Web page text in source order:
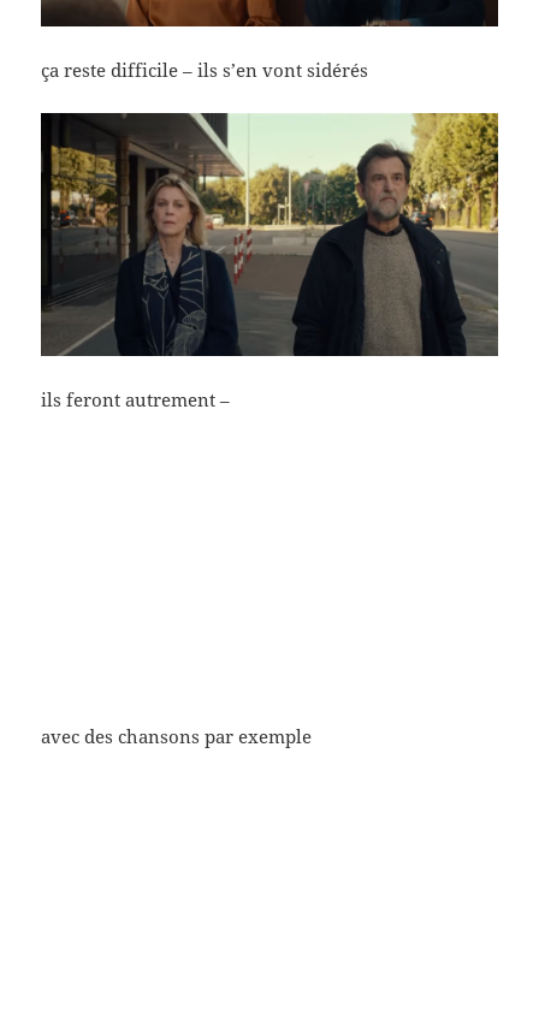
ça reste difficile – ils s’en vont sidérés
ils feront autrement –
avec des chansons par exemple